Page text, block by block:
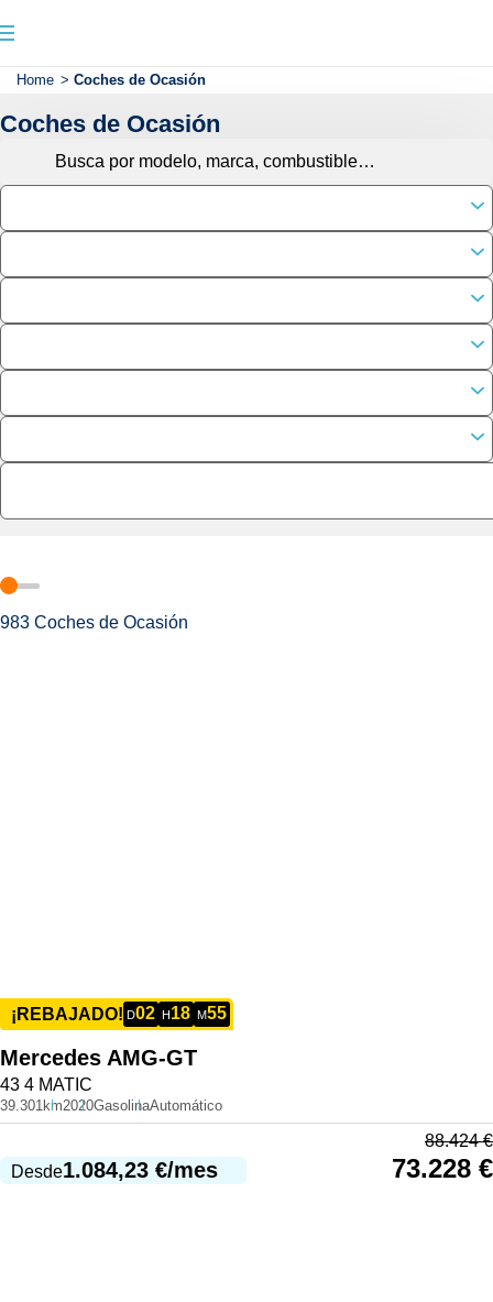
Home > Coches de Ocasión
Coches de Ocasión
983 Coches de Ocasión
¡REBAJADO! D02 H 18 M55
Mercedes AMG-GT
43 4 MATIC
39.301km2020GasolinaAutomático
Desde1.084,23 €/mes
88.424€
73.228 €